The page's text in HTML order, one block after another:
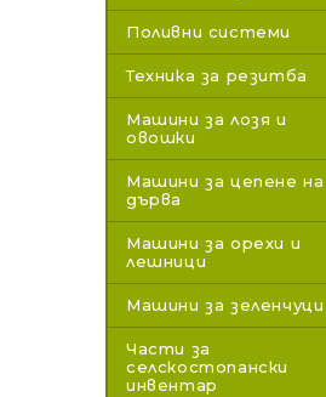
Поливни системи
Техника за резитба
Машини за лозя и
овошки
Машини за цепене на
дърва
Машини за орехи и
лешници
Машини за зеленчуци
Части за
селскостопански
инвентар